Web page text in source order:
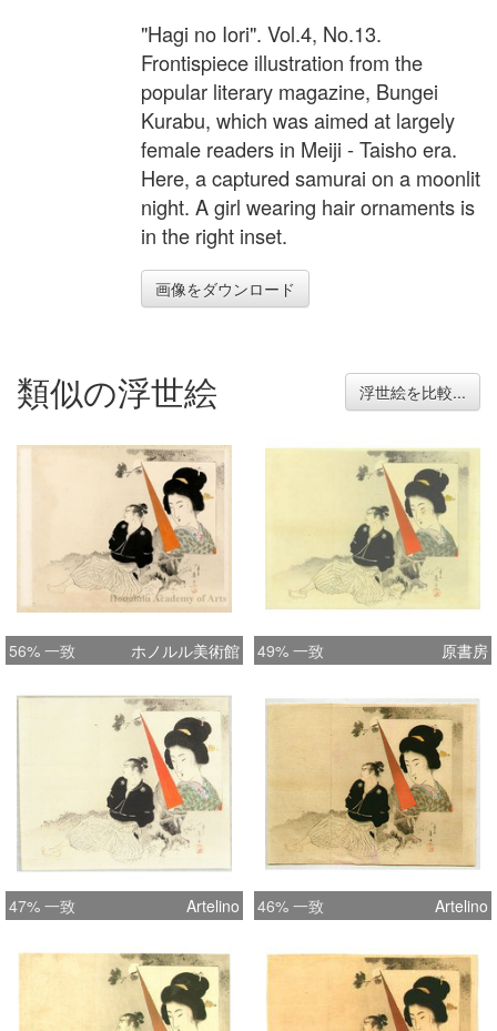
"Hagi no Iori". Vol.4, No.13.
Frontispiece illustration from the
popular literary magazine, Bungei
Kurabu, which was aimed at largely
female readers in Meiji - Taisho era.
Here, a captured samurai on a moonlit
night. A girl wearing hair ornaments is
in the right inset.
画像をダウンロード
類似の浮世絵 浮世絵を比較...
56% 一致 ホノルル美術館 49% 一致 原書房
47% 一致 Artelino 46% 一致 Artelino